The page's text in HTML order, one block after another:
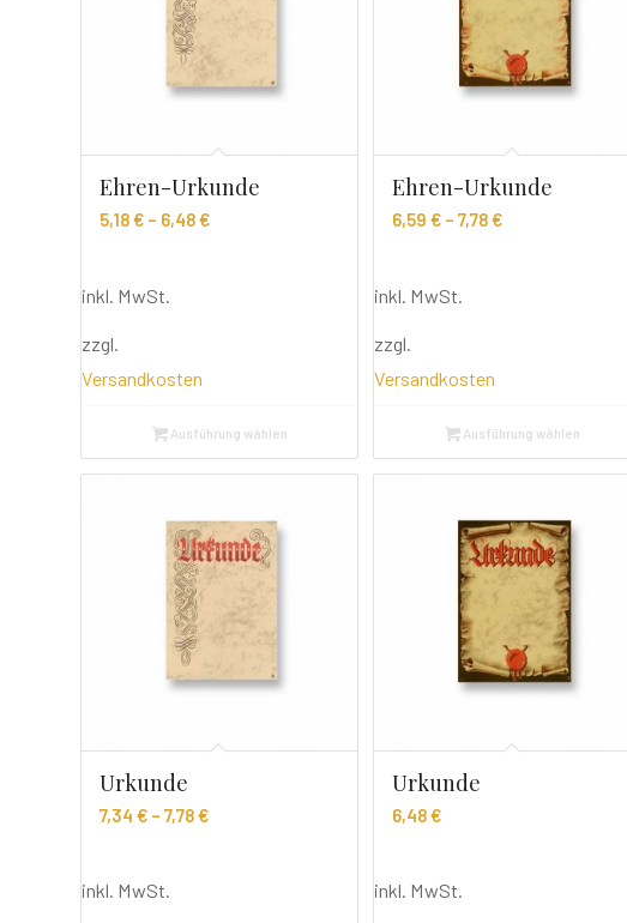
Ehren-Urkunde
5,18€ – 6,48€
inkl. MwSt.
zzgl.
Versandkosten
Ausführung wählen
Ehren-Urkunde
6,59€ –7,78€
inkl. MwSt.
zzgl.
Versandkosten
Ausführung wählen
Urkunde
7,34 € – 7,78€
inkl. MwSt.
Urkunde
6,48€
inkl. MwSt.